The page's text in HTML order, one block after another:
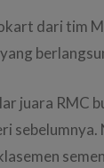
dari tim
juara RMC